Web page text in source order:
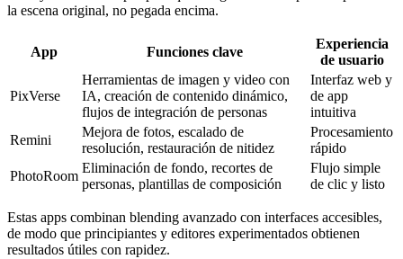
la escena original, no pegada encima.
App Funciones clave
Experiencia
de usuario
PixVerse
Herramientas de imagen y video con
IA, creación de contenido dinámico,
flujos de integración de personas
Interfaz web y
de app
intuitiva
Remini
Mejora de fotos, escalado de
resolución, restauración de nitidez
Procesamiento
rápido
PhotoRoom
Eliminación de fondo, recortes de
personas, plantillas de composición
Flujo simple
de clic y listo
Estas apps combinan blending avanzado con interfaces accesibles,
de modo que principiantes y editores experimentados obtienen
resultados útiles con rapidez.